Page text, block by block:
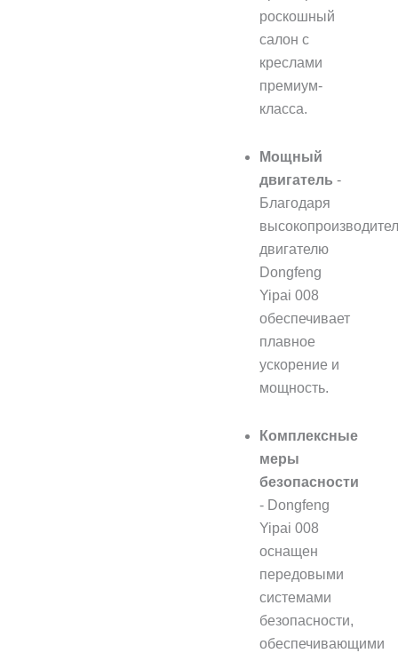
роскошный
салон с
креслами
премиум-
класса.
Мощный
двигатель -
Благодаря
двигателю
Dongfeng
Yipai 008
обеспечивает
плавное
ускорение и
мощность.
Комплексные
меры
безопасности
- Dongfeng
Yipai 008
оснащен
передовыми
системами
безопасности,
обеспечивающими